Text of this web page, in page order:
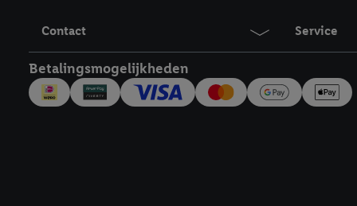
Contact Service
Betalingsmogelijkheden